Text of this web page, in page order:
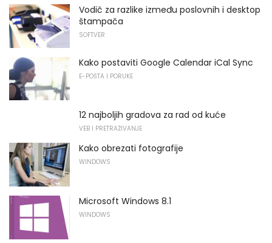
Vodič za razlike između poslovnih i desktop
štampača
SOFTVER
Kako postaviti Google Calendar iCal Sync
E-POŠTA I PORUKE
12 najboljih gradova za rad od kuće
VEB I PRETRAŽIVANJE
Kako obrezati fotografije
WINDOWS
Microsoft Windows 8.1
WINDOWS